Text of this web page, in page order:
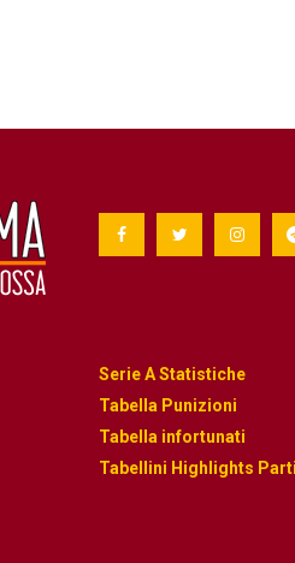
Serie A Statistiche
Tabella Punizioni
Tabella infortunati
Tabellini Highlights